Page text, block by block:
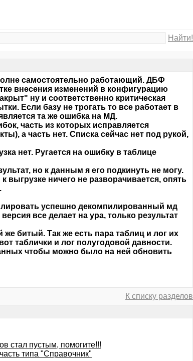
Найти!
самостоятельно работающий. ДБФ
внесения изменений в конфигурацию
ну и соответственно критическая
Если базу не трогать то все работает в
та же ошибка на МД.
часть из которых исправляется
а часть нет. Списка сейчас нет под рукой,
нет. Ругается на ошибку в таблице
но к данным я его подкинуть не могу.
ничего не разворачивается, опять
успешно декомпилированный мд
все делает на ура, только результат
битый. Так же есть пара таблиц и лог их
таблички и лог полугодовой давности.
чтобы можно было на ней обновить
К списку разделов
стал пустым, помогите!!!
типа "Справочник"